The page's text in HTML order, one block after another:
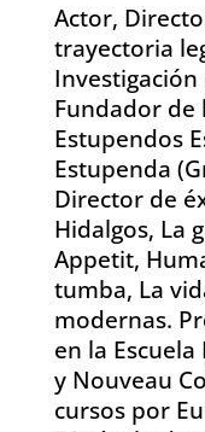
Actor,
trayectoria
Investigación
Fundador de
Estupendos
Estupenda
Director de
Hidalgos, La
Appetit,
tumba, La
modernas.
en la
y Nouveau
cursos por